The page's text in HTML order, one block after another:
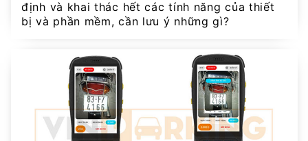
định và khai thác hết các tính năng của thiết
bị và phần mềm, cần lưu ý những gì?